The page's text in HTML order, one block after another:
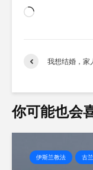
正
我想结婚，家
你可能也会
伊斯兰教法 古